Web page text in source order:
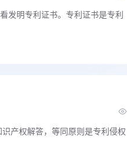
发明专利证书。专利证书是专利
产权解答，等同原则是专利侵权